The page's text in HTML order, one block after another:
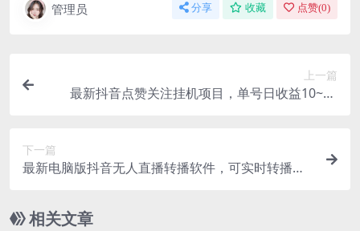
管理员 分享 收藏 点赞(0)
上一篇
最新抖音点赞关注挂机项目，单号日收益10~18
下一篇
最新电脑版抖音无人直播转播软件，可实时转播别
相关文章